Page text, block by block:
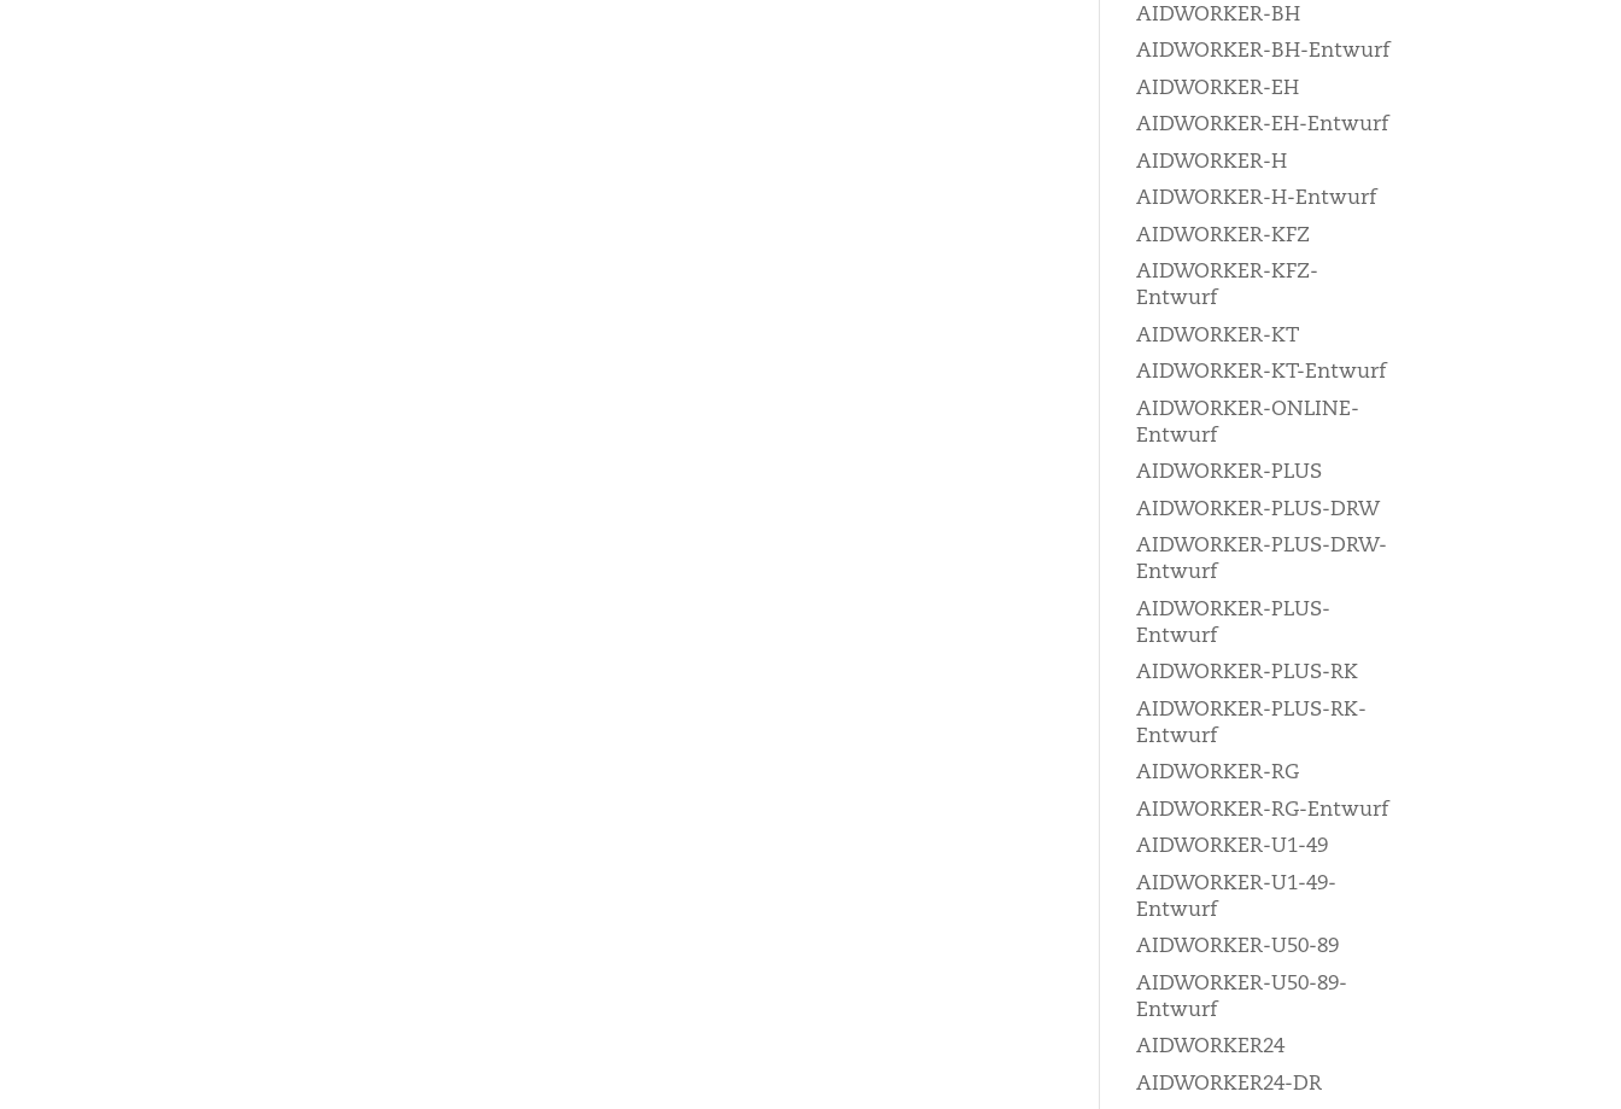
AIDWORKER-BH
AIDWORKER-BH-Entwurf
AIDWORKER-EH
AIDWORKER-EH-Entwurf
AIDWORKER-H
AIDWORKER-H-Entwurf
AIDWORKER-KFZ
AIDWORKER-KFZ-
Entwurf
AIDWORKER-KT
AIDWORKER-KT-Entwurf
AIDWORKER-ONLINE-
Entwurf
AIDWORKER-PLUS
AIDWORKER-PLUS-DRW
AIDWORKER-PLUS-DRW-
Entwurf
AIDWORKER-PLUS-
Entwurf
AIDWORKER-PLUS-RK
AIDWORKER-PLUS-RK-
Entwurf
AIDWORKER-RG
AIDWORKER-RG-Entwurf
AIDWORKER-U1-49
AIDWORKER-U1-49-
Entwurf
AIDWORKER-U50-89
AIDWORKER-U50-89-
Entwurf
AIDWORKER24
AIDWORKER24-DR